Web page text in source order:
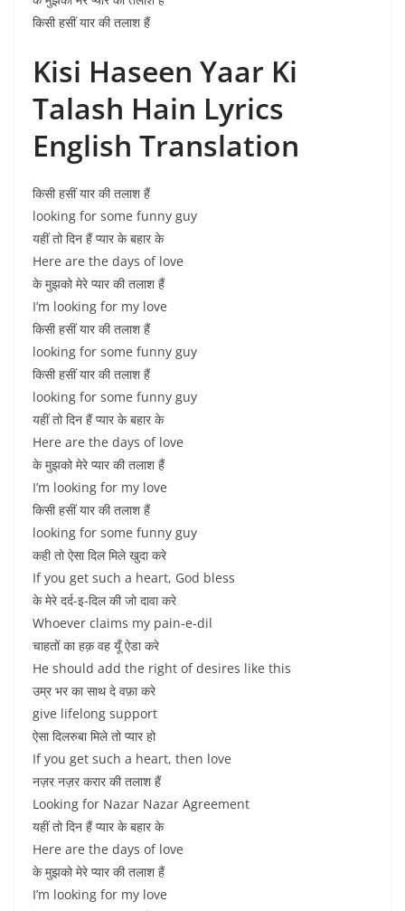
किसी हसीं यार की तलाश हैं
Kisi Haseen Yaar Ki
Talash Hain Lyrics
English Translation
किसी हसीं यार की तलाश हैं
looking for some funny guy
यहीं तो दिन हैं प्यार के बहार के
Here are the days of love
के मुझको मेरे प्यार की तलाश हैं
I’m looking for my love
किसी हसीं यार की तलाश हैं
looking for some funny guy
किसी हसीं यार की तलाश हैं
looking for some funny guy
यहीं तो दिन हैं प्यार के बहार के
Here are the days of love
के मुझको मेरे प्यार की तलाश हैं
I’m looking for my love
किसी हसीं यार की तलाश हैं
looking for some funny guy
कही तो ऐसा दिल मिले खुदा करे
If you get such a heart, God bless
के मेरे दर्द-इ-दिल की जो दावा करे
Whoever claims my pain-e-dil
चाहतों का हक़ वह यूँ ऐडा करे
He should add the right of desires like this
उम्र भर का साथ दे वफ़ा करे
give lifelong support
ऐसा दिलरुबा मिले तो प्यार हो
If you get such a heart, then love
नज़र नज़र करार की तलाश हैं
Looking for Nazar Nazar Agreement
यहीं तो दिन हैं प्यार के बहार के
Here are the days of love
के मुझको मेरे प्यार की तलाश हैं
I’m looking for my love